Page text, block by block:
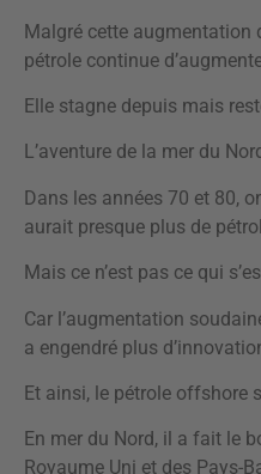
Malgré cette augmentation
pétrole continue
Elle stagne depuis mais
L’aventure de la mer du
Dans les années 70 et 80,
aurait presque plus de
Mais ce n’est pas ce qui
Car l’augmentation
a engendré plus
Et ainsi, le pétrole offshore
En mer du Nord, il a fait le
Royaume Uni et des Pays-